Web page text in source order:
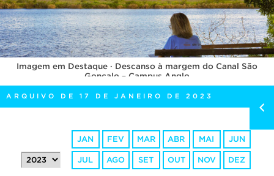
CONCURSOS
EDITAIS
INTERNACIONAL
OUVIDORIA
PORTARIAS
TELEFONES
Imagem em Destaque · Descanso à margem do Canal São
Gonçalo – Campus Anglo
ARQUIVO DE 17 DE JANEIRO DE 2023
JAN FEV MAR ABR MAI JUN
JUL AGO SET OUT NOV DEZ